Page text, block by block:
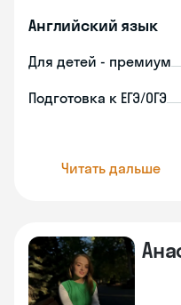
Английский язык
Для детей - премиум
Подготовка к ЕГЭ/ОГЭ
Читать дальше